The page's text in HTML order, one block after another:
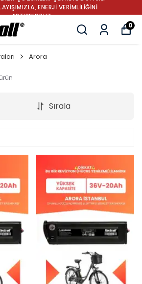
ENERJİ VERİMLİLİĞİNİ
ARTIRIYORUZ.
0
Arora
ürün
Sırala